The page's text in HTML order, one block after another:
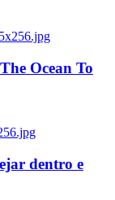
Ocean To
dentro e